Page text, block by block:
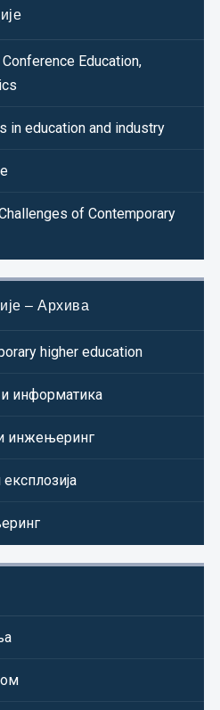
Education,
in education and industry
of Contemporary
– Архива
higher education
информатика
инжењеринг